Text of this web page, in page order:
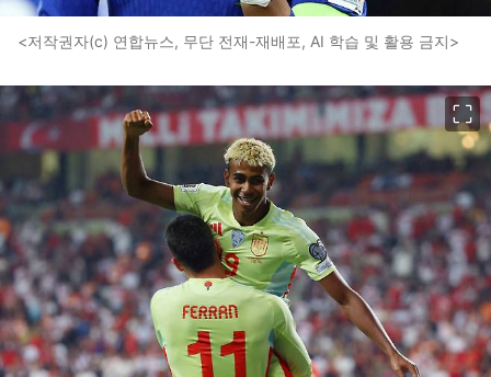
<저작권자(c) 연합뉴스, 무단 전재-재배포, AI 학습 및 활용 금지>